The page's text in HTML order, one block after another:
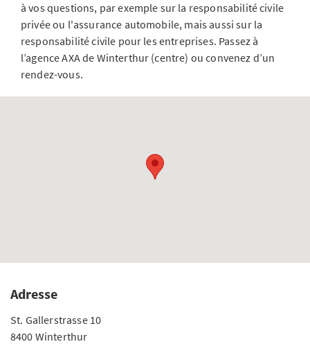
à vos questions, par exemple sur la responsabilité civile
privée ou l'assurance automobile, mais aussi sur la
responsabilité civile pour les entreprises. Passez à
l’agence AXA de Winterthur (centre) ou convenez d’un
rendez-vous.
Adresse
St. Gallerstrasse 10
8400 Winterthur